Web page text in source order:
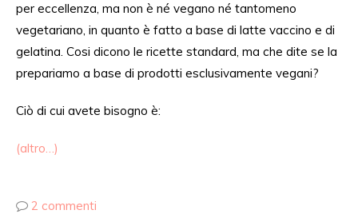
per eccellenza, ma non è né vegano né tantomeno
vegetariano, in quanto è fatto a base di latte vaccino e di
gelatina. Cosi dicono le ricette standard, ma che dite se la
prepariamo a base di prodotti esclusivamente vegani?
Ciò di cui avete bisogno è:
(altro…)
2 commenti